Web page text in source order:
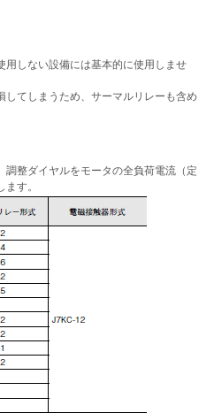
用しない設備には基本的に使用しませ
てしまうため、サーマルリレーも含め
整ダイヤルをモータの全負荷電流（定
す。